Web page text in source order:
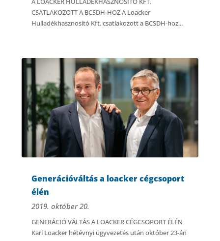
CSATLAKOZOTT A BCSDH-HOZ A Loacker
Hulladékhasznosító Kft. csatlakozott a BCSDH-hoz...
Generációváltás a loacker cégcsoport
élén
2019. október 20.
GENERÁCIÓ VÁLTÁS A LOACKER CÉGCSOPORT ÉLÉN
Karl Loacker hétévnyi ügyvezetés után október 23-án